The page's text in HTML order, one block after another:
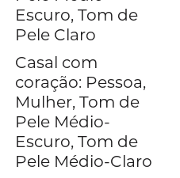
Escuro, Tom de
Pele Claro
Casal com
coração: Pessoa,
Mulher, Tom de
Pele Médio-
Escuro, Tom de
Pele Médio-Claro